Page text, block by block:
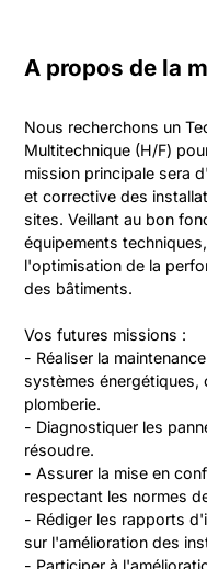
A propos de la
Nous recherchons un
Multitechnique (H/F)
mission principale sera
et corrective des
sites. Veillant au bon
équipements
l'optimisation de la
des bâtiments.
Vos futures missions :
- Réaliser la
systèmes énergétiques,
plomberie.
- Diagnostiquer les
résoudre.
- Assurer la mise en
respectant les normes
- Rédiger les rapports
sur l'amélioration des
- Participer à